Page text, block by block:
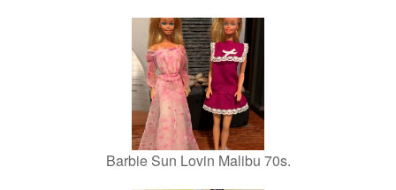
Barbie Sun Lovin Malibu 70s.